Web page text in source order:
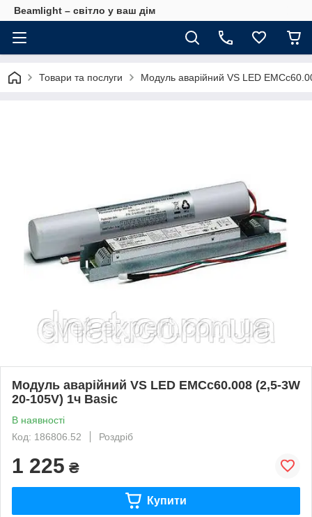
Beamlight – світло у ваш дім
Товари та послуги Модуль аварійний VS LED
Модуль аварійний VS LED EMCc60.008 (2,5-3W
20-105V) 1ч Basic
В наявності
Код: 186806.52
Роздріб
1 225 ₴
Купити